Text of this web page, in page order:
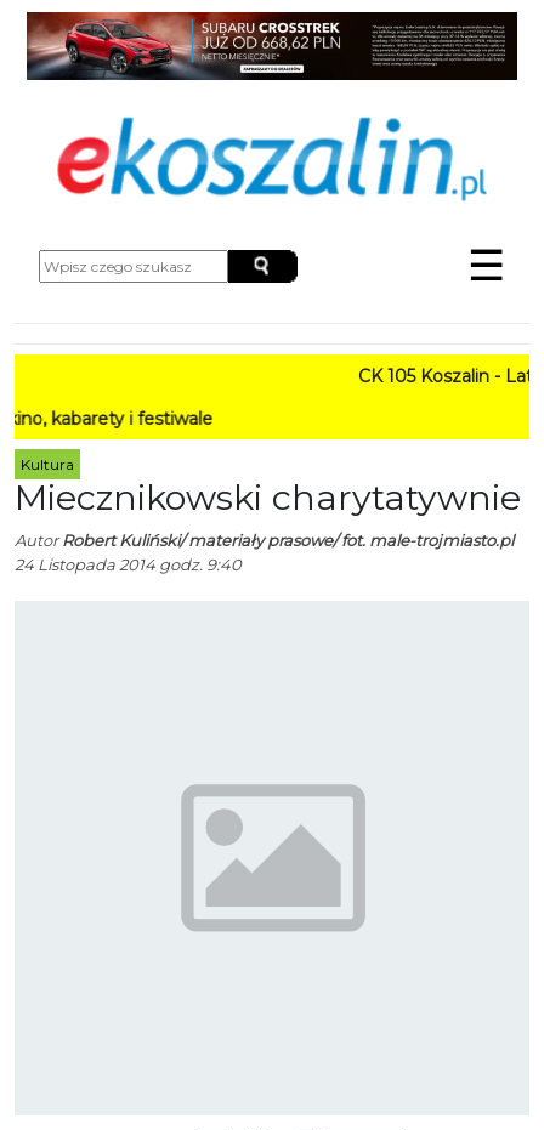
☰
CK 105 Koszalin - Lato w
i festiwale
Kultura
Miecznikowski charytatywnie
AutorRobert Kuliński/ materiały prasowe/ fot. male-trojmiasto.pl
24 Listopada 2014 godz. 9:40